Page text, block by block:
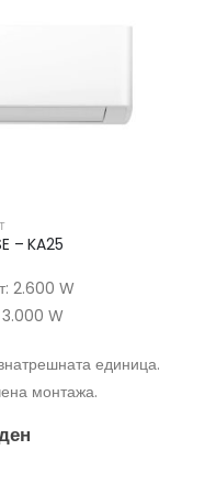
– KA25
2.600 W
3.000 W
единица.
монтажа.